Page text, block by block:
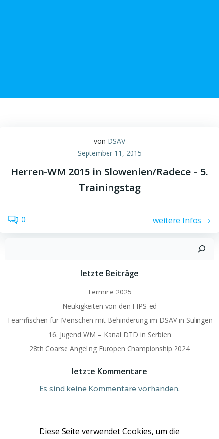
von DSAV
September 11, 2015
Herren-WM 2015 in Slowenien/Radece – 5.
Trainingstag
0 weitere Infos
letzte Beiträge
Termine 2025
Neukigkeiten von den FIPS-ed
Teamfischen für Menschen mit Behinderung im DSAV in Sulingen
16. Jugend WM – Kanal DTD in Serbien
28th Coarse Angeling Europen Championship 2024
letzte Kommentare
Es sind keine Kommentare vorhanden.
Diese Seite verwendet Cookies, um die